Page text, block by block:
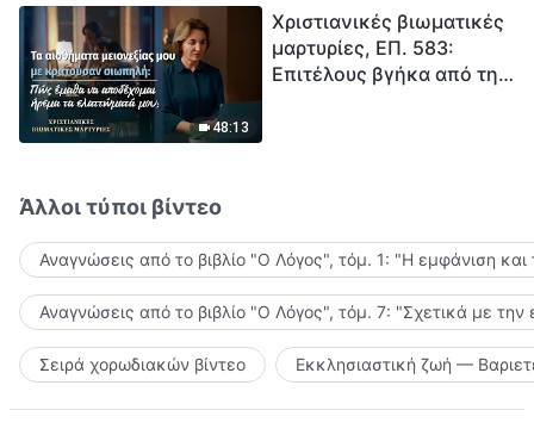
48:13
Χριστιανικές βιωματικές
μαρτυρίες, ΕΠ. 583:
Επιτέλους βγήκα από τη
Άλλοι τύποι βίντεο
Αναγνώσεις από το βιβλίο "Ο Λόγος", τόμ. 1: "Η εμφάνιση
Αναγνώσεις από το βιβλίο "Ο Λόγος", τόμ. 7: "Σχετικά με την
Σειρά χορωδιακών βίντεο Εκκλησιαστική ζωή —